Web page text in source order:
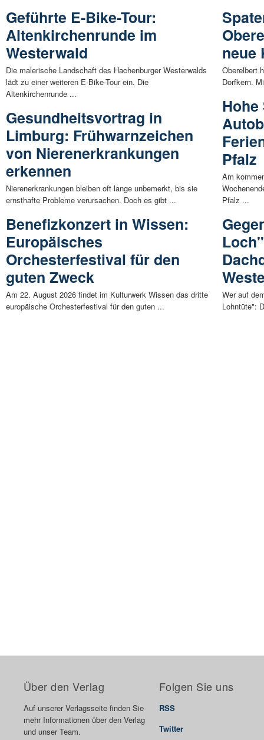
Geführte E-Bike-Tour:
Altenkirchenrunde im
Westerwald
Die malerische Landschaft des Hachenburger Westerwalds
lädt zu einer weiteren E-Bike-Tour ein. Die
Altenkirchenrunde ...
Gesundheitsvortrag in
Limburg: Frühwarnzeichen
von Nierenerkrankungen
erkennen
Nierenerkrankungen bleiben oft lange unbemerkt, bis sie
ernsthafte Probleme verursachen. Doch es gibt ...
Benefizkonzert in Wissen:
Europäisches
Orchesterfestival für den
guten Zweck
Am 22. August 2026 findet im Kulturwerk Wissen das dritte
europäische Orchesterfestival für den guten ...
neue
Oberelbert
Dorfkern.
Pfalz
Am
Pfalz ...
Wer auf
Lohntüte":
Über den Verlag
Auf unserer Verlagsseite finden Sie
mehr Informationen über den Verlag
und unser Team.
Folgen Sie uns
RSS
Twitter